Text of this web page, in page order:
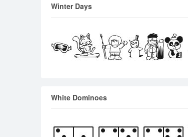
Winter Days
White Dominoes